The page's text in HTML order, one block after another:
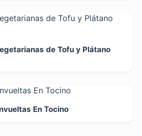
de Tofu y Plátano
En Tocino